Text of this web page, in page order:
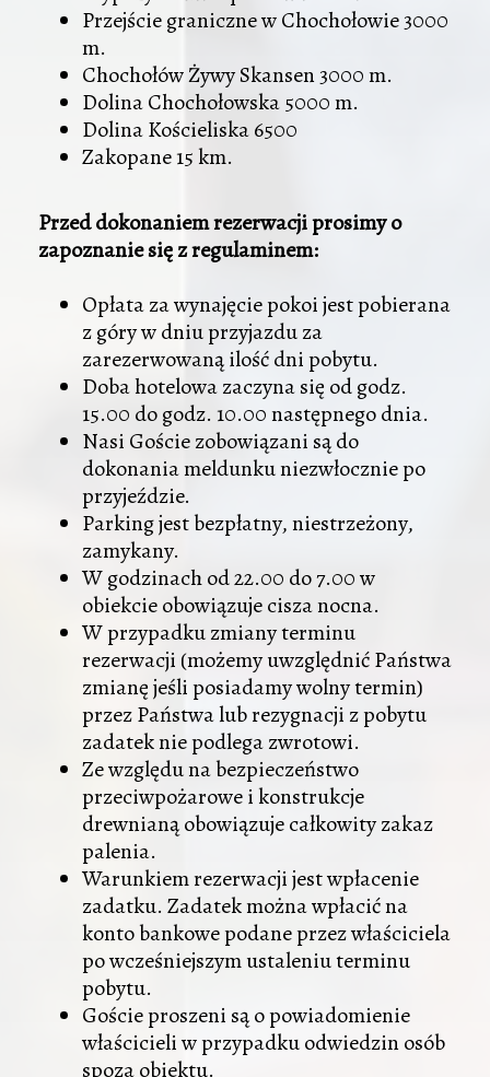
Przejście graniczne w Chochołowie 3000
m.
Chochołów Żywy Skansen 3000 m.
Dolina Chochołowska 5000 m.
Dolina Kościeliska 6500
Zakopane 15 km.
Przed dokonaniem rezerwacji prosimy o
zapoznanie się z regulaminem:
Opłata za wynajęcie pokoi jest pobierana
z góry w dniu przyjazdu za
zarezerwowaną ilość dni pobytu.
Doba hotelowa zaczyna się od godz.
15.00 do godz. 10.00 następnego dnia.
Nasi Goście zobowiązani są do
dokonania meldunku niezwłocznie po
przyjeździe.
Parking jest bezpłatny, niestrzeżony,
zamykany.
W godzinach od 22.00 do 7.00 w
obiekcie obowiązuje cisza nocna.
W przypadku zmiany terminu
rezerwacji (możemy uwzględnić Państwa
zmianę jeśli posiadamy wolny termin)
przez Państwa lub rezygnacji z pobytu
zadatek nie podlega zwrotowi.
Ze względu na bezpieczeństwo
przeciwpożarowe i konstrukcje
drewnianą obowiązuje całkowity zakaz
palenia.
Warunkiem rezerwacji jest wpłacenie
zadatku. Zadatek można wpłacić na
konto bankowe podane przez właściciela
po wcześniejszym ustaleniu terminu
pobytu.
Goście proszeni są o powiadomienie
właścicieli w przypadku odwiedzin osób
spoza obiektu.